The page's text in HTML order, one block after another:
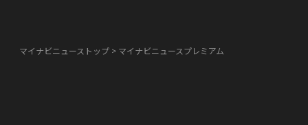
マイナビニューストップ マイナビニュースプレミアム